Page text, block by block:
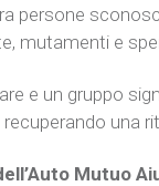
persone
mutamenti e
e un gruppo
recuperando una
Mutuo